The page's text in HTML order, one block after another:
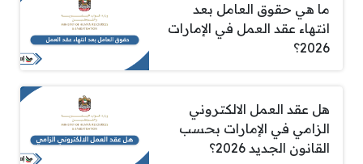
ما هي حقوق العامل بعد
انتهاء عقد العمل في الإمارات
2026؟
هل عقد العمل الالكتروني
الزامي في الإمارات بحسب
القانون الجديد 2026؟